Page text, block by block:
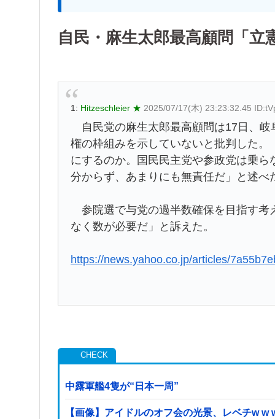
自民・麻生太郎最高顧問「立
1: Hitzeschleier ★ 2025/07/17(木) 23:23:32.45
自民党の麻生太郎最高顧問は17日、岐
権の枠組みを示していないと批判した
にするのか。国民民主党や参政党は乗
分からず、あまりにも無責任だ」と述べ
参院選で与党の過半数確保を目指す考
なく数が必要だ」と訴えた。
https://news.yahoo.co.jp/articles/
中露軍艦4隻が“日本一周”
【画像】アイドルのオフ会の光景、レベチw w